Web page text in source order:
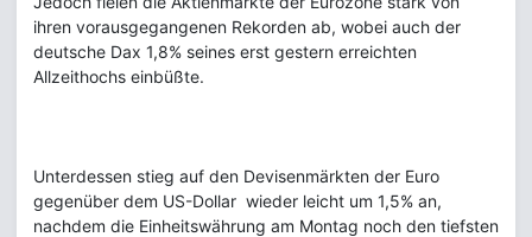
ihren vorausgegangenen Rekorden ab, wobei auch der
deutsche Dax 1,8% seines erst gestern erreichten
Allzeithochs einbüßte.
Unterdessen stieg auf den Devisenmärkten der Euro
gegenüber dem US-Dollar wieder leicht um 1,5% an,
nachdem die Einheitswährung am Montag noch den tiefsten